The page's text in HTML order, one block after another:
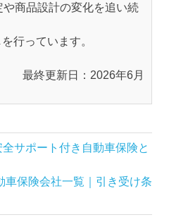
商品設計の変化を追い続
行っています。
最終更新日：2026年6月
サポート付き自動車保険と
車保険会社一覧｜引き受け条